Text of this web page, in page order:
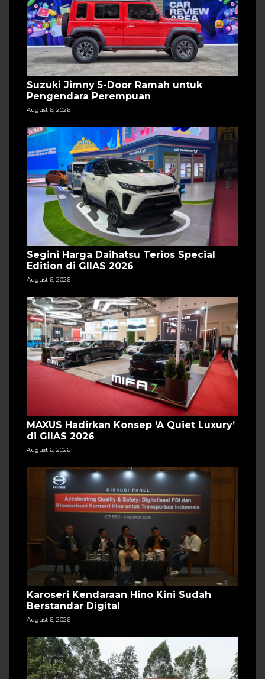
Suzuki Jimny 5-Door Ramah untuk
Pengendara Perempuan
August 6, 2026
Segini Harga Daihatsu Terios Special
Edition di GIIAS 2026
August 6, 2026
MAXUS Hadirkan Konsep ‘A Quiet Luxury’
di GIIAS 2026
August 6, 2026
Karoseri Kendaraan Hino Kini Sudah
Berstandar Digital
August 6, 2026